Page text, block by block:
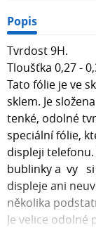
Popis
Tvrdost 9H.
Tloušťka 0,27 -
Tato fólie je ve
sklem. Je
tenké, odolné
speciální fólie,
displeji
bublinky a vy
displeje ani
několika
Je velice